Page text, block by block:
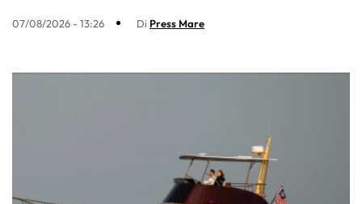
07/08/2026 - 13:26 Di Press Mare